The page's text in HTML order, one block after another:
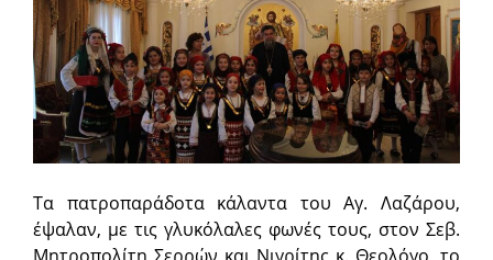
Τα πατροπαράδοτα κάλαντα του Αγ. Λαζάρου,
έψαλαν, με τις γλυκόλαλες φωνές τους, στον Σεβ.